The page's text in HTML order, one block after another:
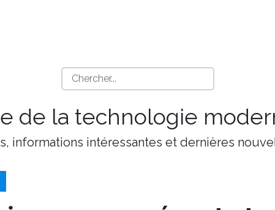
de la technologie
informations intéressantes et dernières